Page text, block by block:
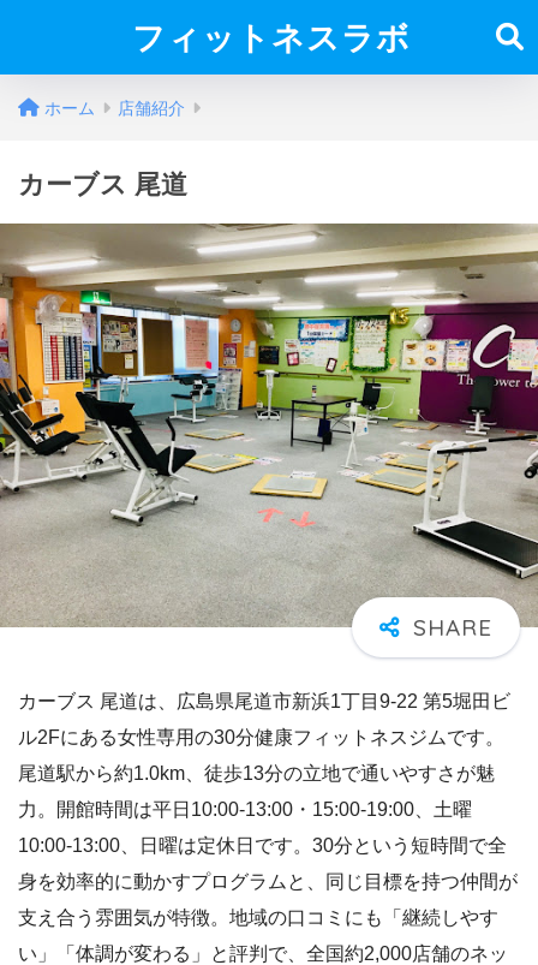
フィットネスラボ
ホーム 店舗紹介
カーブス 尾道
カーブス 尾道は、広島県尾道市新浜1丁目9-22 第5堀田ビ
ル2Fにある女性専用の30分健康フィットネスジムです。
尾道駅から約1.0km、徒歩13分の立地で通いやすさが魅
力。開館時間は平日10:00-13:00・15:00-19:00、土曜
10:00-13:00、日曜は定休日です。30分という短時間で全
身を効率的に動かすプログラムと、同じ目標を持つ仲間が
支え合う雰囲気が特徴。地域の口コミにも「継続しやす
い」「体調が変わる」と評判で、全国約2,000店舗のネッ